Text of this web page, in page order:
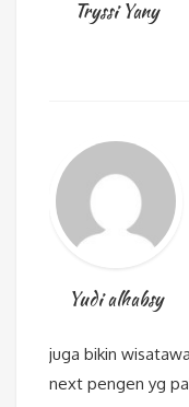
Tryssi Yany
Yudi alhabsy
juga bikin
next pengen yg